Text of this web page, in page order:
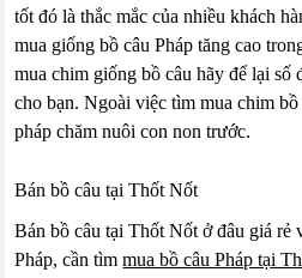
tốt đó là thắc mắc của nhiều khách
mua giống bồ câu Pháp tăng cao
mua chim giống bồ câu hãy để lại số
cho bạn. Ngoài việc tìm mua chim
pháp chăm nuôi con non trước.
Bán bồ câu tại Thốt Nốt
Bán bồ câu tại Thốt Nốt ở đâu giá rẻ
Pháp, cần tìmmua bồ câu Pháp tại